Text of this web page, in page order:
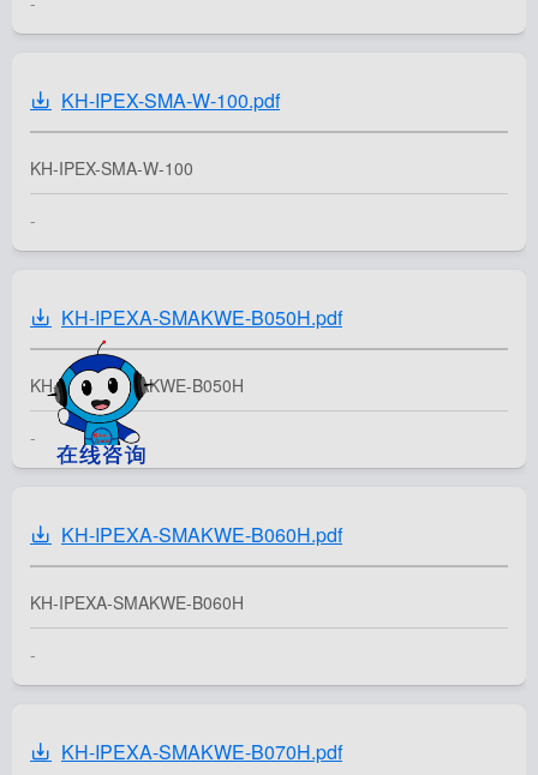
KH-IPEX-SMA-W-100.pdf
KH-IPEX-SMA-W-100
-
KH-IPEXA-SMAKWE-B050H.pdf
KH-IPEXA-SMAKWE-B050H
-
KH-IPEXA-SMAKWE-B060H.pdf
KH-IPEXA-SMAKWE-B060H
-
KH-IPEXA-SMAKWE-B070H.pdf